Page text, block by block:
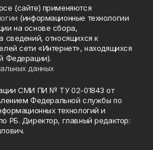
(сайте) применяются
(информационные технологии
на основе сбора,
сведений, относящихся к
сети «Интернет», находящихся
Федерации).
данных
СМИ ПИ № ТУ 02-01843 от
Федеральной службы по
технологий и
РБ. Директор, главный редактор: